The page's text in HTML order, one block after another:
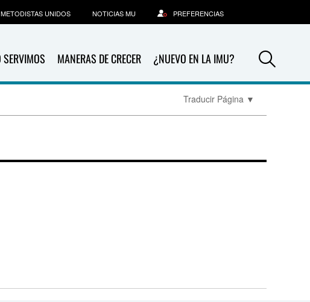
MANERAS DE CRECER ¿NUEVO EN LA IMU?
UNIDOS NOTICIAS MU PREFERENCIAS
Traducir Página ▼